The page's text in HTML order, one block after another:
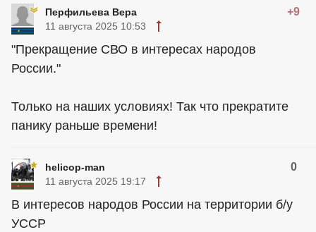
Перфильева Вера +9
11 августа 2025 10:53
"Прекращение СВО в интересах народов
России."
Только на наших условиях! Так что прекратите
панику раньше времени!
helicop-man 0
11 августа 2025 19:17
В интересов народов России на территории б/у
УССР